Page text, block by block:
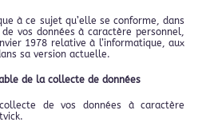
à ce sujet qu’elle se conforme, dans
vos données à caractère personnel,
1978 relative à l’informatique, aux
sa version actuelle.
de la collecte de données
de vos données à caractère